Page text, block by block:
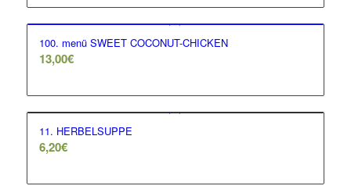
Reihenfolge
100. menü SWEET COCONUT-CHICKEN
13,00€
11. HERBELSUPPE
6,20€